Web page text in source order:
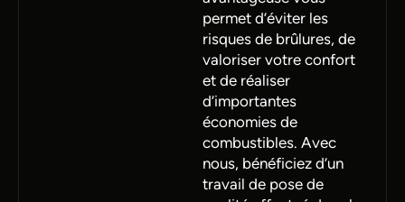
permet d’éviter les
risques de brûlures, de
valoriser votre confort
et de réaliser
d’importantes
économies de
combustibles. Avec
nous, bénéficiez d’un
travail de pose de